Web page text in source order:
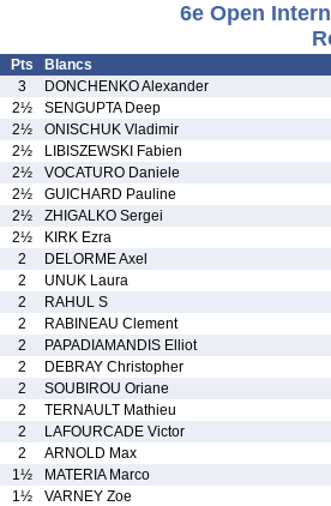
6e Open
Pts
Blancs
3
DONCHENKO Alexander
2½
SENGUPTA Deep
2½
ONISCHUK Vladimir
2½
LIBISZEWSKI Fabien
2½
VOCATURO Daniele
2½
GUICHARD Pauline
2½
ZHIGALKO Sergei
2½
KIRK Ezra
2
DELORME Axel
2
UNUK Laura
2
RAHUL S
2
RABINEAU Clement
2
PAPADIAMANDIS Elliot
2
DEBRAY Christopher
2
SOUBIROU Oriane
2
TERNAULT Mathieu
2
LAFOURCADE Victor
2
ARNOLD Max
1½
MATERIA Marco
1½
VARNEY Zoe